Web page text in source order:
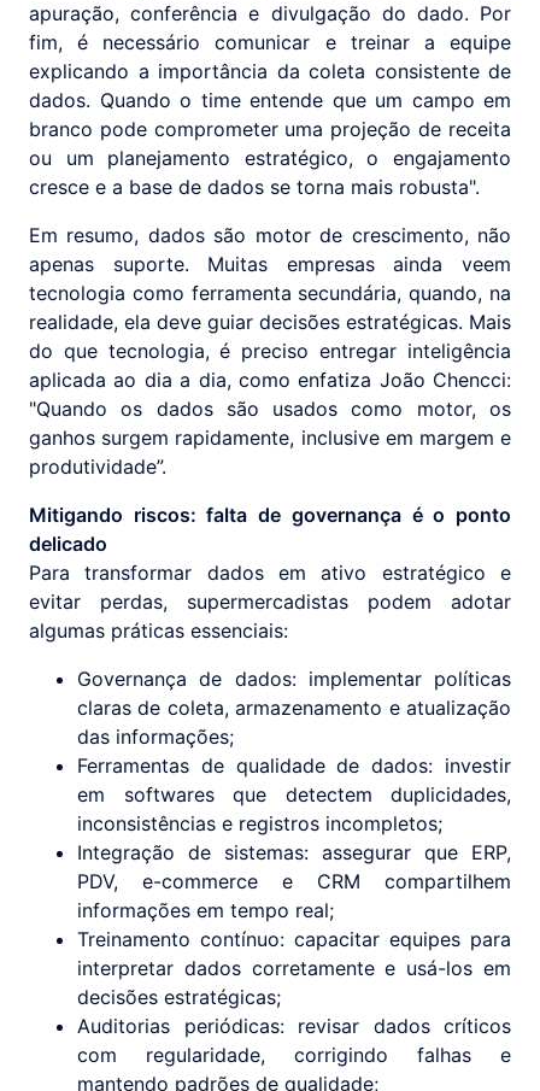
apuração, conferência e divulgação do dado. Por
fim, é necessário comunicar e treinar a equipe
explicando a importância da coleta consistente de
dados. Quando o time entende que um campo em
branco pode comprometer uma projeção de receita
ou um planejamento estratégico, o engajamento
cresce e a base de dados se torna mais robusta".
Em resumo, dados são motor de crescimento, não
apenas suporte. Muitas empresas ainda veem
tecnologia como ferramenta secundária, quando, na
realidade, ela deve guiar decisões estratégicas. Mais
do que tecnologia, é preciso entregar inteligência
aplicada ao dia a dia, como enfatiza João Chencci:
"Quando os dados são usados como motor, os
ganhos surgem rapidamente, inclusive em margem e
produtividade”.
Mitigando riscos: falta de governança é o ponto
delicado
Para transformar dados em ativo estratégico e
evitar perdas, supermercadistas podem adotar
algumas práticas essenciais:
Governança de dados: implementar políticas
claras de coleta, armazenamento e atualização
das informações;
Ferramentas de qualidade de dados: investir
em softwares que detectem duplicidades,
inconsistências e registros incompletos;
Integração de sistemas: assegurar que ERP,
PDV, e-commerce e CRM compartilhem
informações em tempo real;
Treinamento contínuo: capacitar equipes para
interpretar dados corretamente e usá-los em
decisões estratégicas;
Auditorias periódicas: revisar dados críticos
com regularidade, corrigindo falhas e
mantendo padrões de qualidade;